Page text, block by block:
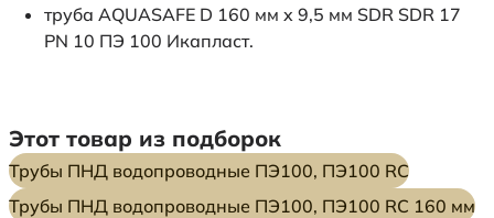
труба AQUASAFE D 160 мм x 9,5 мм SDR SDR 17
PN 10 ПЭ 100 Икапласт.
Этот товар из подборок
Трубы ПНД водопроводные ПЭ100, ПЭ100 RC
Трубы ПНД водопроводные ПЭ100, ПЭ100 RC 160 мм